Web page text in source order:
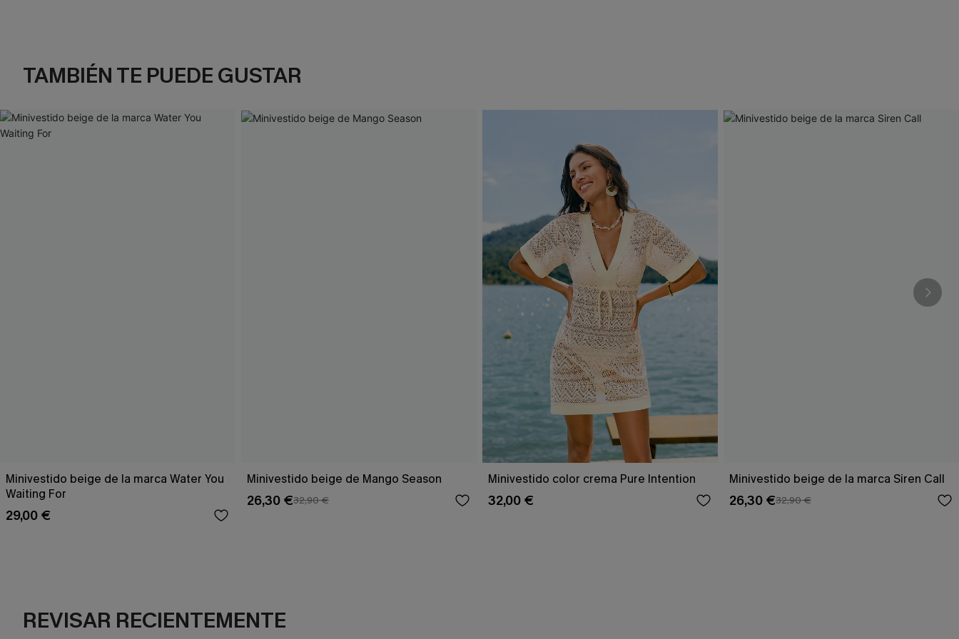
TAMBIÉN TE PUEDE GUSTAR
Minivestido beige de la marca Water You
Waiting For
29,00 €
Minivestido beige de Mango Season
26,30 €32,90 €
Minivestido color crema Pure Intention
32,00 €
Minivestido beige de la marca Siren Call
26,30 €32,90 €
REVISAR RECIENTEMENTE